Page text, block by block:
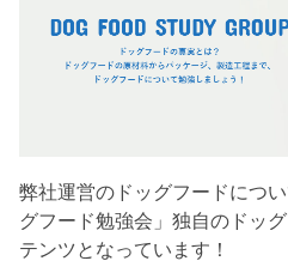
弊社運営のドッグフードにつ
グフード勉強会」独自のドッ
テンツとなっています！